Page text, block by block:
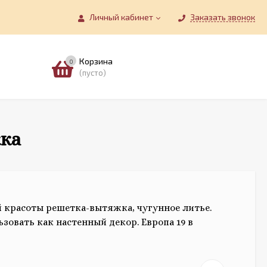
Личный кабинет Заказать звонок
0 Корзина
(пусто)
решетка-вытяжка, чугунное литье.
как настенный декор. Европа 19 в